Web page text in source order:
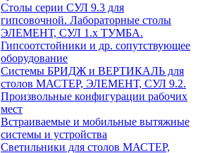
Столы серии СУЛ 9.3 для
гипсовочной. Лабораторные столы
ЭЛЕМЕНТ, СУЛ 1.х ТУМБА.
Гипсоотстойники и др. сопутствующее
оборудование
Системы БРИДЖ и ВЕРТИКАЛЬ для
столов МАСТЕР, ЭЛЕМЕНТ, СУЛ 9.2.
Произвольные конфигурации рабочих
мест
Встраиваемые и мобильные вытяжные
системы и устройства
Светильники для столов МАСТЕР,